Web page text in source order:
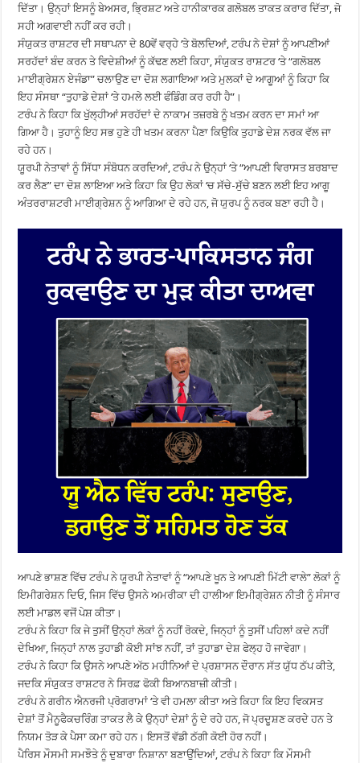
ਦਿੱਤਾ। ਉਨ੍ਹਾਂ ਇਸਨੂੰ ਬੇਅਸਰ, ਭ੍ਰਿਸ਼ਟ ਅਤੇ ਹਾਨੀਕਾਰਕ ਗਲੋਬਲ ਤਾਕਤ ਕਰਾਰ ਦਿੱਤਾ, ਜੋ
ਸਹੀ ਅਗਵਾਈ ਨਹੀਂ ਕਰ ਰਹੀ।
ਸੰਯੁਕਤ ਰਾਸ਼ਟਰ ਦੀ ਸਥਾਪਨਾ ਦੇ 80ਵੇਂ ਵਰ੍ਹੇ ‘ਤੇ ਬੋਲਦਿਆਂ, ਟਰੰਪ ਨੇ ਦੇਸ਼ਾਂ ਨੂੰ ਆਪਣੀਆਂ
ਸਰਹੱਦਾਂ ਬੰਦ ਕਰਨ ਤੇ ਵਿਦੇਸ਼ੀਆਂ ਨੂੰ ਕੱਢਣ ਲਈ ਕਿਹਾ, ਸੰਯੁਕਤ ਰਾਸ਼ਟਰ ‘ਤੇ “ਗਲੋਬਲ
ਮਾਈਗ੍ਰੇਸ਼ਨ ਏਜੰਡਾ” ਚਲਾਉਣ ਦਾ ਦੋਸ਼ ਲਗਾਇਆ ਅਤੇ ਮੁਲਕਾਂ ਦੇ ਆਗੂਆਂ ਨੂੰ ਕਿਹਾ ਕਿ
ਇਹ ਸੰਸਥਾ “ਤੁਹਾਡੇ ਦੇਸ਼ਾਂ ‘ਤੇ ਹਮਲੇ ਲਈ ਫੰਡਿੰਗ ਕਰ ਰਹੀ ਹੈ”।
ਟਰੰਪ ਨੇ ਕਿਹਾ ਕਿ ਖੁੱਲ੍ਹੀਆਂ ਸਰਹੱਦਾਂ ਦੇ ਨਾਕਾਮ ਤਜ਼ਰਬੇ ਨੂੰ ਖਤਮ ਕਰਨ ਦਾ ਸਮਾਂ ਆ
ਗਿਆ ਹੈ। ਤੁਹਾਨੂੰ ਇਹ ਸਭ ਹੁਣੇ ਹੀ ਖਤਮ ਕਰਨਾ ਪੈਣਾ ਕਿਉਕਿ ਤੁਹਾਡੇ ਦੇਸ਼ ਨਰਕ ਵੱਲ ਜਾ
ਰਹੇ ਹਨ।
ਯੂਰਪੀ ਨੇਤਾਵਾਂ ਨੂੰ ਸਿੱਧਾ ਸੰਬੋਧਨ ਕਰਦਿਆਂ, ਟਰੰਪ ਨੇ ਉਨ੍ਹਾਂ ‘ਤੇ “ਆਪਣੀ ਵਿਰਾਸਤ ਬਰਬਾਦ
ਕਰ ਲੈਣ” ਦਾ ਦੋਸ਼ ਲਾਇਆ ਅਤੇ ਕਿਹਾ ਕਿ ਉਹ ਲੋਕਾਂ ‘ਚ ਸੱਚੇ-ਸੁੱਚੇ ਬਣਨ ਲਈ ਇਹ ਆਗੂ
ਅੰਤਰਰਾਸ਼ਟਰੀ ਮਾਈਗ੍ਰੇਸ਼ਨ ਨੂੰ ਆਗਿਆ ਦੇ ਰਹੇ ਹਨ, ਜੋ ਯੁਰਪ ਨੂੰ ਨਰਕ ਬਣਾ ਰਹੀ ਹੈ।
ਆਪਣੇ ਭਾਸ਼ਣ ਵਿੱਚ ਟਰੰਪ ਨੇ ਯੂਰਪੀ ਨੇਤਾਵਾਂ ਨੂੰ “ਆਪਣੇ ਖੂਨ ਤੇ ਆਪਣੀ ਮਿੱਟੀ ਵਾਲੇ” ਲੋਕਾਂ ਨੂੰ
ਇਮੀਗਰੇਸ਼ਨ ਦਿਓ, ਜਿਸ ਵਿੱਚ ਉਸਨੇ ਅਮਰੀਕਾ ਦੀ ਹਾਲੀਆ ਇਮੀਗ੍ਰੇਸ਼ਨ ਨੀਤੀ ਨੂੰ ਸੰਸਾਰ
ਲਈ ਮਾਡਲ ਵਜੋਂ ਪੇਸ਼ ਕੀਤਾ।
ਟਰੰਪ ਨੇ ਕਿਹਾ ਕਿ ਜੇ ਤੁਸੀਂ ਉਨ੍ਹਾਂ ਲੋਕਾਂ ਨੂੰ ਨਹੀਂ ਰੋਕਦੇ, ਜਿਨ੍ਹਾਂ ਨੂੰ ਤੁਸੀਂ ਪਹਿਲਾਂ ਕਦੇ ਨਹੀਂ
ਦੇਖਿਆ, ਜਿਨ੍ਹਾਂ ਨਾਲ ਤੁਹਾਡੀ ਕੋਈ ਸਾਂਝ ਨਹੀਂ, ਤਾਂ ਤੁਹਾਡਾ ਦੇਸ਼ ਫੇਲ੍ਹ ਹੋ ਜਾਵੇਗਾ।
ਟਰੰਪ ਨੇ ਕਿਹਾ ਕਿ ਉਸਨੇ ਆਪਣੇ ਅੱਠ ਮਹੀਨਿਆਂ ਦੇ ਪ੍ਰਸ਼ਾਸਨ ਦੌਰਾਨ ਸੱਤ ਯੁੱਧ ਠੱਪ ਕੀਤੇ,
ਜਦਕਿ ਸੰਯੁਕਤ ਰਾਸ਼ਟਰ ਨੇ ਸਿਰਫ਼ ਫੋਕੀ ਬਿਆਨਬਾਜ਼ੀ ਕੀਤੀ।
ਟਰੰਪ ਨੇ ਗਰੀਨ ਐਨਰਜੀ ਪ੍ਰੋਗਰਾਮਾਂ ‘ਤੇ ਵੀ ਹਮਲਾ ਕੀਤਾ ਅਤੇ ਕਿਹਾ ਕਿ ਇਹ ਵਿਕਸਤ
ਦੇਸ਼ਾਂ ਤੋਂ ਮੈਨੂਫੈਕਚਰਿੰਗ ਤਾਕਤ ਲੈ ਕੇ ਉਨ੍ਹਾਂ ਦੇਸ਼ਾਂ ਨੂੰ ਦੇ ਰਹੇ ਹਨ, ਜੋ ਪ੍ਰਦੂਸ਼ਣ ਕਰਦੇ ਹਨ ਤੇ
ਨਿਯਮ ਤੋੜ ਕੇ ਪੈਸਾ ਕਮਾ ਰਹੇ ਹਨ। ਇਸਤੋਂ ਵੱਡੀ ਠੱਗੀ ਕੋਈ ਹੋਰ ਨਹੀਂ।
ਪੈਰਿਸ ਮੌਸਮੀ ਸਮਝੌਤੇ ਨੂੰ ਦੁਬਾਰਾ ਨਿਸ਼ਾਨਾ ਬਣਾਉਂਦਿਆਂ, ਟਰੰਪ ਨੇ ਕਿਹਾ ਕਿ ਮੌਸਮੀ